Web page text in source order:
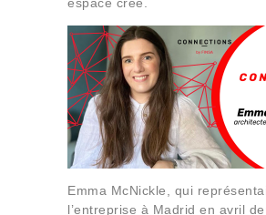
Emma McNickle, qui
l’entreprise à Madrid en avril